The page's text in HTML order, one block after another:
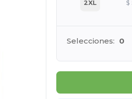
2XL $
Selecciones: 0